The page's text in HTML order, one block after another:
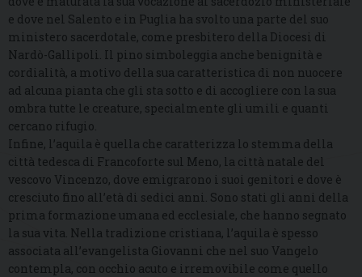
e dove nel Salento e in Puglia ha svolto una parte del suo
ministero sacerdotale, come presbitero della Diocesi di
Nardò-Gallipoli. Il pino simboleggia anche benignità e
cordialità, a motivo della sua caratteristica di non nuocere
ad alcuna pianta che gli sta sotto e di accogliere con la sua
ombra tutte le creature, specialmente gli umili e quanti
cercano rifugio.
Infine, l’aquila è quella che caratterizza lo stemma della
città tedesca di Francoforte sul Meno, la città natale del
vescovo Vincenzo, dove emigrarono i suoi genitori e dove è
cresciuto fino all’età di sedici anni. Sono stati gli anni della
prima formazione umana ed ecclesiale, che hanno segnato
la sua vita. Nella tradizione cristiana, l’aquila è spesso
associata all’evangelista Giovanni che nel suo Vangelo
contempla, con occhio acuto e irremovibile come quello